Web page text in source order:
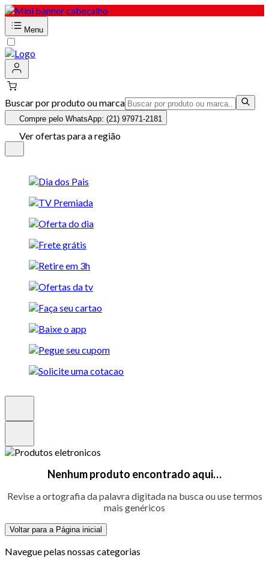
Menu
Buscar por produto ou marca
Compre pelo WhatsApp: (21) 97971-2181
Ver ofertas para a região
Nenhum produto encontrado aqui…
Revise a ortografia da palavra digitada na busca ou use termos
mais genéricos
Voltar para a Página inicial
Navegue pelas nossas categorias